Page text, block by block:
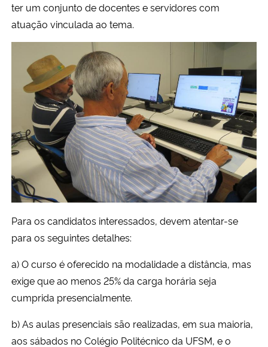
ter um conjunto de docentes e servidores com
atuação vinculada ao tema.
Para os candidatos interessados, devem atentar-se
para os seguintes detalhes:
a) O curso é oferecido na modalidade a distância, mas
exige que ao menos 25% da carga horária seja
cumprida presencialmente.
b) As aulas presenciais são realizadas, em sua maioria,
aos sábados no Colégio Politécnico da UFSM, e o